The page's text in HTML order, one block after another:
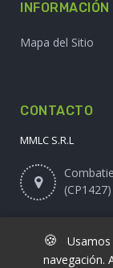
INFORMACIÓN
Mapa del Sitio
CONTACTO
MMLC S.R.L
(CP1427)
🍪
navegación.